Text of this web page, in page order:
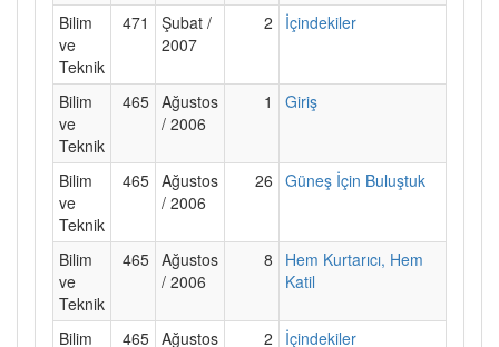
Bilim
ve
Teknik
471
Şubat /
2007
2 İçindekiler
Bilim
ve
Teknik
465 Ağustos
/ 2006
1 Giriş
Bilim
ve
Teknik
465 Ağustos
/ 2006
26 Güneş İçin Buluştuk
Bilim
ve
Teknik
465 Ağustos
/ 2006
8
Hem Kurtarıcı, Hem
Katil
Bilim 465 Ağustos 2 İçindekiler